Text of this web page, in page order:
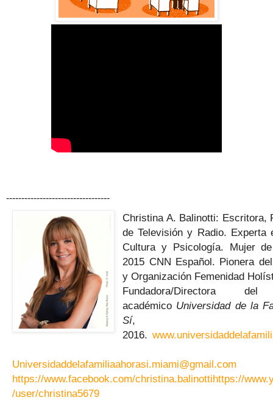
----------------------------------
Christina A. Balinotti: Escritora,
de Televisión y Radio. Experta
Cultura y Psicología. Mujer
2015 CNN Español. Pionera
y Organización Femenidad
Fundadora/Directora del
académico Universidad de la
Sí,
2016.
Universidaddelafamiliaahorasi.miami@gmail.com
https://www.facebook.com/christina.balinottihttps://
/user/christina5679